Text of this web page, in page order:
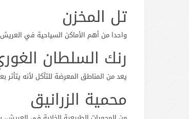
تل المخزن
واحدا من أهم الأماكن السياحية في
رنك السلطان
يعد من المناطق المعرضة للتآكل لأنه
محمية الزرانيق